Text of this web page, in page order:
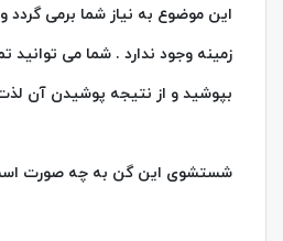
این موضوع به نیاز شما برمی
بپوشید و از نتیجه پوشیدن آن
شستشوی این گن به چه صورت